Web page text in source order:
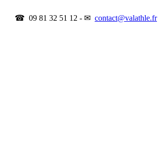
☎ 09 81 32 51 12 - ✉ contact@valathle.fr